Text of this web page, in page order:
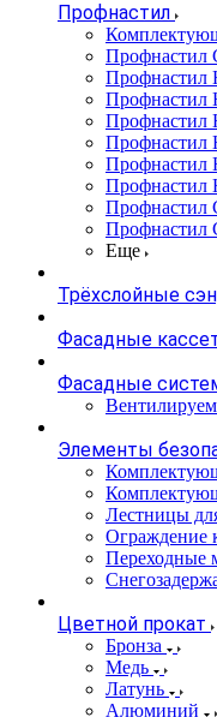
Профнастил
Профнастил
Профнастил
Профнастил
Профнастил
Профнастил
Профнастил
Профнастил
Профнастил
Профнастил
Еще
Трёхслойные
Фасадные
Фасадные
Элементы
Лестницы
Ограждение
Переходные
Цветной прокат
Бронза
Медь
Латунь
Алюминий